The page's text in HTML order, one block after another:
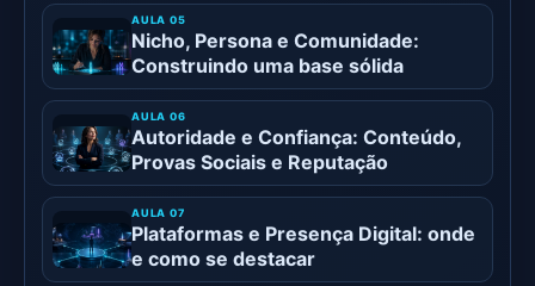
Nicho, Persona e Comunidade:
Construindo uma base sólida
Autoridade e Confiança: Conteúdo,
Provas Sociais e Reputação
Plataformas e Presença Digital: onde
e como se destacar